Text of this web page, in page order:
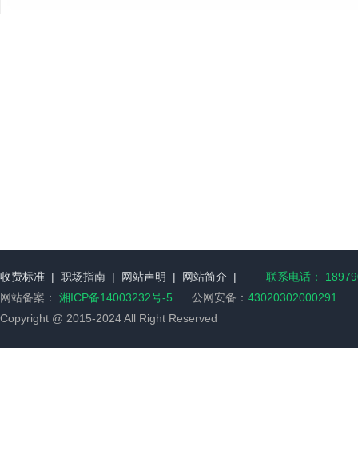
收费标准 | 职场指南 | 网站声明 | 网站简介 |
联系电话：
网站备案： 湘ICP备14003232号-5 公网安备： 43020302000291
Copyright @ 2015-2024 All Right Reserved